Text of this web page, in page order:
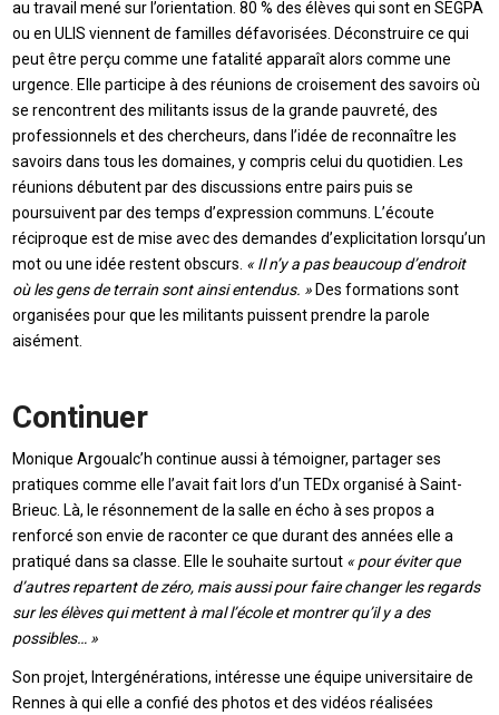
au travail mené sur l’orientation. 80 % des élèves qui sont en SEGPA
ou en ULIS viennent de familles défavorisées. Déconstruire ce qui
peut être perçu comme une fatalité apparaît alors comme une
urgence. Elle participe à des réunions de croisement des savoirs où
se rencontrent des militants issus de la grande pauvreté, des
professionnels et des chercheurs, dans l’idée de reconnaître les
savoirs dans tous les domaines, y compris celui du quotidien. Les
réunions débutent par des discussions entre pairs puis se
poursuivent par des temps d’expression communs. L’écoute
réciproque est de mise avec des demandes d’explicitation lorsqu’un
mot ou une idée restent obscurs. « Il n’y a pas beaucoup d’endroit
où les gens de terrain sont ainsi entendus. »Des formations sont
organisées pour que les militants puissent prendre la parole
aisément.
Continuer
Monique Argoualc’h continue aussi à témoigner, partager ses
pratiques comme elle l’avait fait lors d’un TEDx organisé à Saint-
Brieuc. Là, le résonnement de la salle en écho à ses propos a
renforcé son envie de raconter ce que durant des années elle a
pratiqué dans sa classe. Elle le souhaite surtout « pour éviter que
d’autres repartent de zéro, mais aussi pour faire changer les regards
sur les élèves qui mettent à mal l’école et montrer qu’il y a des
possibles… »
Son projet, Intergénérations, intéresse une équipe universitaire de
Rennes à qui elle a confié des photos et des vidéos réalisées